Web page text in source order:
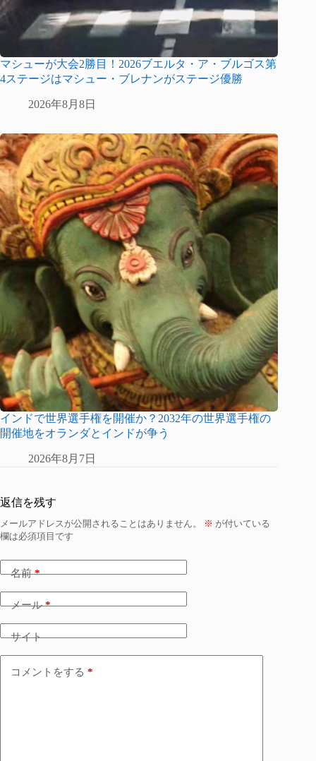
マシューが大会2勝目！2026ブエルタ・ア・ブルゴス第
4ステージはマシュー・ブレナンがステージ優勝
2026年8月8日
インドで世界選手権を開催か？2032年の世界選手権の
開催地をオランダとインドが争う
2026年8月7日
返信を残す
メールアドレスが公開されることはありません。 ※ が付いている
欄は必須項目です
名前*
メール*
サイト
コメントをする *